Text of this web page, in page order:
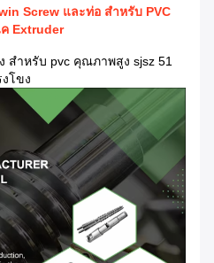
Screw และท่อ สําหรับ PVC
Extruder
สําหรับ pvc คุณภาพสูง sjsz 51
โขง